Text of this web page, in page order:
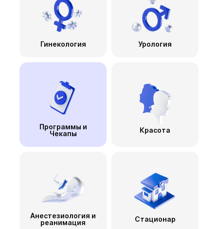
Гинекология Урология
Программы и
Чекапы
Красота
Анестезиология и
реанимация
Стационар